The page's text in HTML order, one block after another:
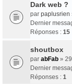
Dark web ?
par paplusrien
Dernier
Réponses : 15
shoutbox
par abFab »
Dernier
Réponses : 1